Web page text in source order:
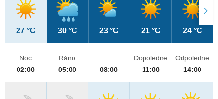
27 °C 30 °C 23 °C 21 °C 24 °C
Noc
02:00
Ráno
05:00
08:00
Dopoledne
11:00
Odpoledne
14:00